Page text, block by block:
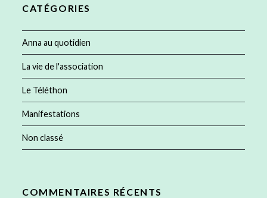
CATÉGORIES
Anna au quotidien
La vie de l'association
Le Téléthon
Manifestations
Non classé
COMMENTAIRES RÉCENTS